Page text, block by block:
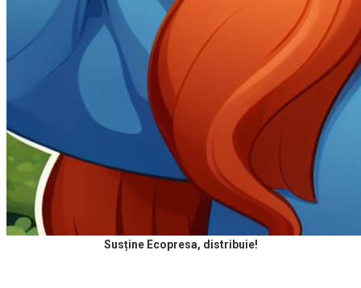
Susține Ecopresa, distribuie!